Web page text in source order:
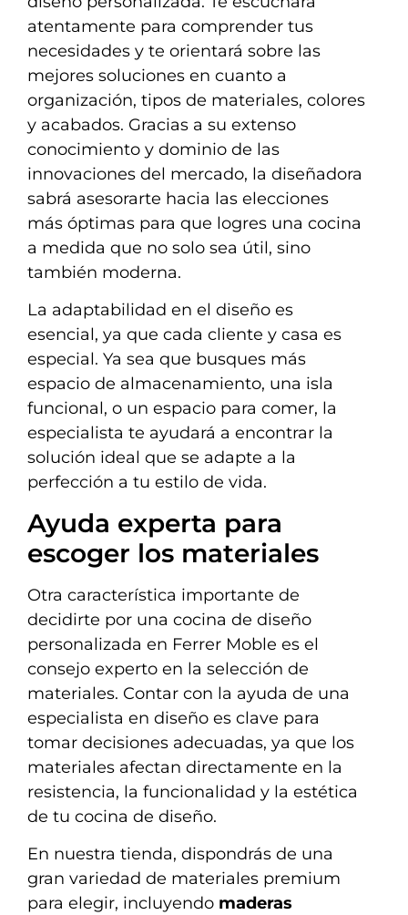
atentamente para comprender tus
necesidades y te orientará sobre las
mejores soluciones en cuanto a
organización, tipos de materiales, colores
y acabados. Gracias a su extenso
conocimiento y dominio de las
innovaciones del mercado, la diseñadora
sabrá asesorarte hacia las elecciones
más óptimas para que logres una cocina
a medida que no solo sea útil, sino
también moderna.
La adaptabilidad en el diseño es
esencial, ya que cada cliente y casa es
especial. Ya sea que busques más
espacio de almacenamiento, una isla
funcional, o un espacio para comer, la
especialista te ayudará a encontrar la
solución ideal que se adapte a la
perfección a tu estilo de vida.
Ayuda experta para
escoger los materiales
Otra característica importante de
decidirte por una cocina de diseño
personalizada en Ferrer Moble es el
consejo experto en la selección de
materiales. Contar con la ayuda de una
especialista en diseño es clave para
tomar decisiones adecuadas, ya que los
materiales afectan directamente en la
resistencia, la funcionalidad y la estética
de tu cocina de diseño.
En nuestra tienda, dispondrás de una
gran variedad de materiales premium
para elegir, incluyendo maderas